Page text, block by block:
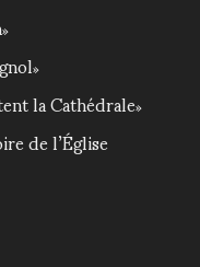
la Cathédrale
de l’Église